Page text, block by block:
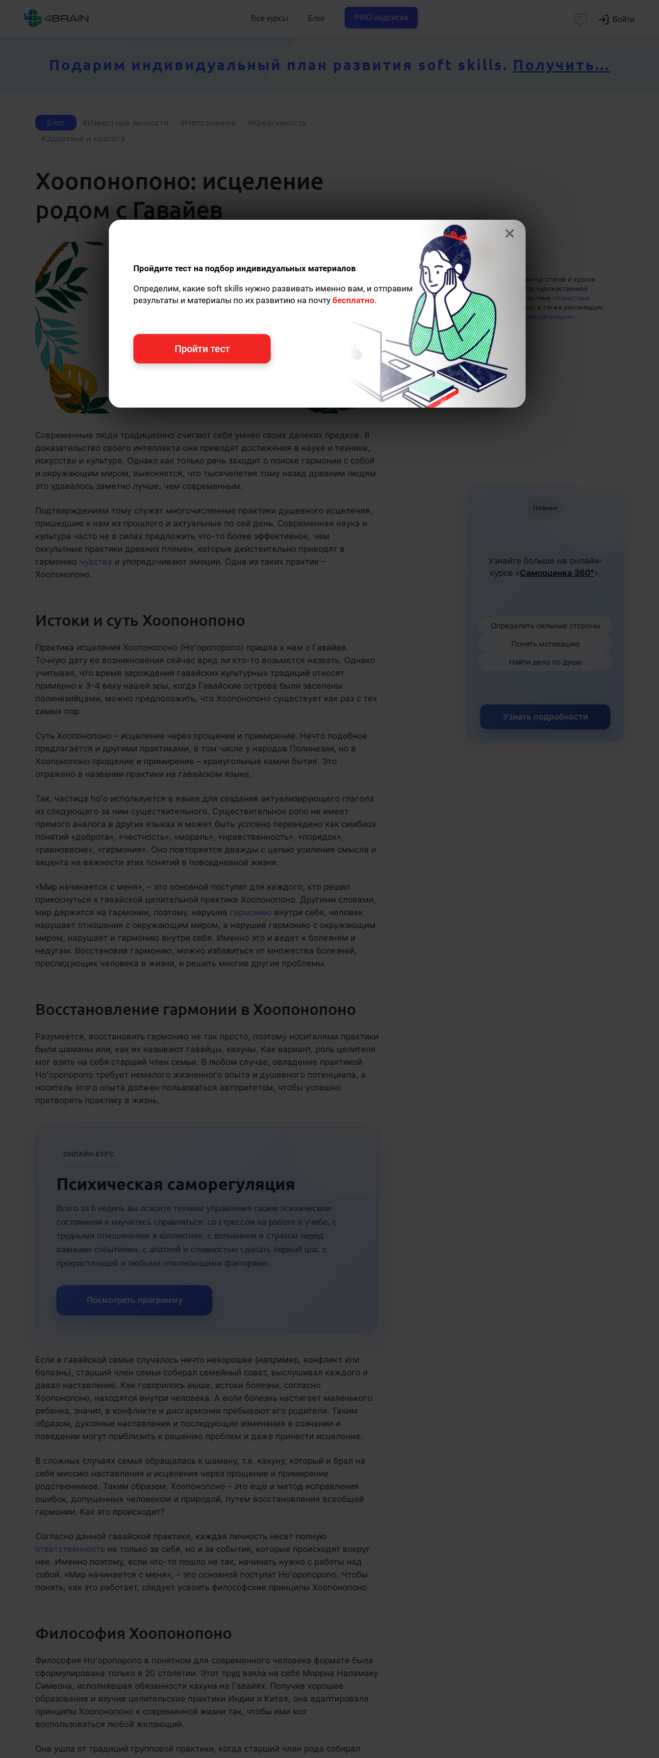
Все курсы Блог PRO-подписка Войти
Подарим индивидуальный план развития soft skills. Получить...
Блог Известные личности Непознанное
Креативность
Здоровье и красота
Хоопонопоно: исцеление
родом с Гавайев
Ольга Обломова
— автор статей и курсов
4brain, писатель, автор художественной
прозы.Пишу статьи по теме «Известные
личности»и не только, а также рекомендую
курс«Психическая саморегуляция».
Современные люди традиционно считают себя умнее своих далеких предков. В
доказательство своего интеллекта они приводят достижения в науке и технике,
искусстве и культуре. Однако как только речь заходит о поиске гармонии с собой
и окружающим миром, выясняется, что тысячелетия тому назад древним людям
это удавалось заметно лучше, чем современным.
Подтверждением тому служат многочисленные практики душевного исцеления,
пришедшие к нам из прошлого и актуальные по сей день. Современная наука и
культура часто не в силах предложить что-то более эффективное, чем
оккультные практики древних племен, которые действительно приводят в
гармонию чувства и упорядочивают эмоции. Одна из таких практик –
Хоопонопоно.
Истоки и суть Хоопонопоно
Практика исцеления Хоопонопоно (Hoʻoponopono) пришла к нам с Гавайев.
Точную дату ее возникновения сейчас вряд ли кто-то возьмется назвать. Однако
учитывая, что время зарождения гавайских культурных традиций относят
примерно к 3-4 веку нашей эры, когда Гавайские острова были заселены
полинезийцами, можно предположить, что Хоопонопоно существует как раз с тех
самых пор.
Суть Хоопонопоно – исцеление через прощение и примирение. Нечто подобное
предлагается и другими практиками, в том числе у народов Полинезии, но в
Хоопонопоно прощение и примирение – краеугольные камни бытия. Это
отражено в названии практики на гавайском языке.
Так, частица hoʻo используется в языке для создания актуализирующего глагола
из следующего за ним существительного. Существительное pono не имеет
прямого аналога в других языках и может быть условно переведено как симбиоз
понятий «доброта», «честность», «мораль», «нравственность», «порядок»,
«равновесие», «гармония». Оно повторяется дважды с целью усиления смысла и
акцента на важности этих понятий в повседневной жизни.
«Мир начинается с меня», – это основной постулат для каждого, кто решил
прикоснуться к гавайской целительной практике Хоопонопоно. Другими словами,
мир держится на гармонии, поэтому, нарушив гармонию внутри себя, человек
нарушает отношения с окружающим миром, а нарушив гармонию с окружающим
миром, нарушает и гармонию внутри себя. Именно это и ведет к болезням и
недугам. Восстановив гармонию, можно избавиться от множества болезней,
преследующих человека в жизни, и решить многие другие проблемы.
Восстановление гармонии в Хоопонопоно
Разумеется, восстановить гармонию не так просто, поэтому носителями практики
были шаманы или, как их называют гавайцы, кахуны. Как вариант, роль целителя
мог взять на себя старший член семьи. В любом случае, овладение практикой
Hoʻoponopono требует немалого жизненного опыта и душевного потенциала, а
носитель этого опыта должен пользоваться авторитетом, чтобы успешно
претворять практику в жизнь.
ОНЛАЙН-КУРС
Психическая саморегуляция
Всего за 6 недель вы освоите техники управления своим психическим
состоянием и научитесь справляться: со стрессом на работе и учебе, с
трудными отношениями в коллективе, с волнением и страхом перед
важными событиями, с апатией и сложностью сделать первый шаг, с
прокрастинацей и любыми отвлекающими факторами.
Посмотреть программу
Если в гавайской семье случалось нечто нехорошее (например, конфликт или
болезнь), старший член семьи собирал семейный совет, выслушивал каждого и
давал наставление. Как говорилось выше, истоки болезни, согласно
Хоопонопоно, находятся внутри человека. А если болезнь настигает маленького
ребенка, значит, в конфликте и дисгармонии пребывают его родители. Таким
образом, духовные наставления и последующие изменения в сознании и
поведении могут приблизить к решению проблем и даже принести исцеление.
В сложных случаях семья обращалась к шаману, т.е. кахуну, который и брал на
себя миссию наставления и исцеления через прощение и примирение
родственников. Таким образом, Хоопонопоно – это еще и метод исправления
ошибок, допущенных человеком и природой, путем восстановления всеобщей
гармонии. Как это происходит?
Согласно данной гавайской практике, каждая личность несет полную
ответственность не только за себя, но и за события, которые происходят вокруг
нее. Именно поэтому, если что-то пошло не так, начинать нужно с работы над
собой. «Мир начинается с меня», – это основной постулат Hoʻoponopono. Чтобы
понять, как это работает, следует усвоить философские принципы Хоопонопоно.
Философия Хоопонопоно
Философия Hoʻoponopono в понятном для современного человека формате была
сформулирована только в 20 столетии. Этот труд взяла на себя Моррна Наламаку
Симеона, исполнявшая обязанности кахуна на Гавайях. Получив хорошее
образование и изучив целительские практики Индии и Китая, она адаптировала
принципы Хоопонопоно к современной жизни так, чтобы ими мог
воспользоваться любой желающий.
Она ушла от традиций групповой практики, когда старший член рода собирал
Полезно
Узнайте больше на онлайн-
курсе «Самооценка 360°».
Определить сильные стороны
Понять мотивацию
Найти дело по душе
Узнать подробности
×
Пройдите тест на подбор индивидуальных материалов
Определим, какие soft skills нужно развивать именно вам, и отправим
результаты и материалы по их развитию на почту бесплатно.
Пройти тест